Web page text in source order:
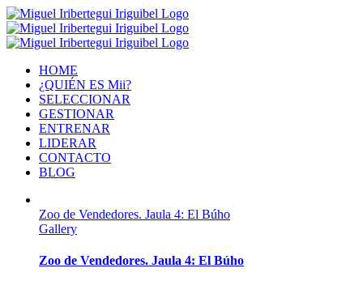
HOME
¿QUIÉN ES Mii?
SELECCIONAR
GESTIONAR
ENTRENAR
LIDERAR
CONTACTO
BLOG
Zoo de Vendedores. Jaula 4: El Búho
Gallery
Zoo de Vendedores. Jaula 4: El Búho